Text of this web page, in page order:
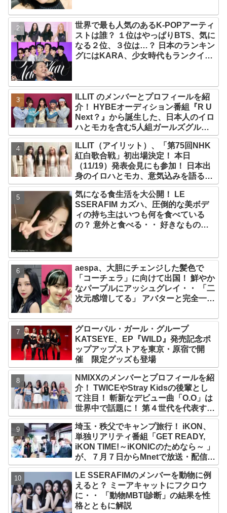
世界で最も人気のあるK-POPアーティ
ストは誰？ １位はやっぱりBTS、気に
なる２位、３位は…？ 日本のランキン
グにはKARA、少女時代もランクイ
ILLIT のメンバーとプロフィールを紹
介！ HYBEオーディション番組『R U
Next？』から誕生した、日本人のイロ
ハとモカを含む5人組ガールズグルー
プ！ デビュー曲「Magnetic」がいき
なりの大ヒット
ILLIT（アイリット）、「第75回NHK
紅白歌合戦」初出場決定！ 本日
（11/19）発表会見にも参加！ 日本出
身のイロハとモカ、意気込みを語る
「ずっと夢見てたステージ…嬉しくて
光栄」
気になる食生活を大公開！ LE
SSERAFIM カズハ、圧倒的な美ボデ
ィの持ち主はいつも何を食べている
の？ 意外と食べる・・ 好きなものを
aespa、大胆にチェンジした髪色で
「コーチェラ」に向けて出国！ 鮮やか
なパープルにアッシュグレイ・・ 「二
次元感増してる」 アバターと完全一致
グローバル・ガール・グループ
KATSEYE、EP『WILD』発売記念ポ
ップアップストアを東京・原宿で開
催 限定グッズも登場
NMIXXのメンバーとプロフィールを紹
介！ TWICEやStray Kidsの後輩とし
て注目！ 斬新なデビュー曲「O.O」は
世界中で話題に！ 第４世代を代表する
美女ソリュンをはじめ、全員ビジュア
ルメンバーといわれるその魅力をチェ
ック
埼玉・秩父でキャンプ旅行！ iKON、
単独リアリティ番組「GET READY,
iKON TIME!～iKONICのためなら～ 」
が、７月７日からMnetで放送・配信ス
タート
LE SSERAFIMのメンバーを動物に例
えると？ ミーアキャットにフクロウ
に・・ 「動物MBTI診断」の結果を性
格とともに解説